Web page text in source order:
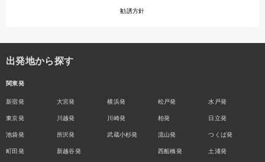
勧誘方針
出発地から探す
関東発
新宿発
東京発
池袋発
町田発
大宮発
川越発
所沢発
新越谷発
横浜発
川崎発
武蔵小杉発
松戸発
柏発
流山発
西船橋発
水戸発
日立発
つくば発
土浦発